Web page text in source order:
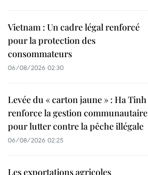
Vietnam : Un cadre légal renforcé
pour la protection des
consommateurs
06/08/2026 02:30
Levée du « carton jaune » : Ha Tinh
renforce la gestion communautaire
pour lutter contre la pêche illégale
06/08/2026 02:25
Les exportations agricoles